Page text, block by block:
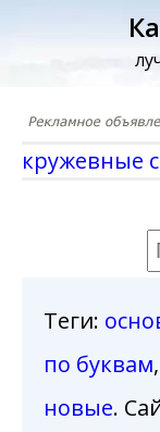
кружевные
Теги:
по буквам,
новые.